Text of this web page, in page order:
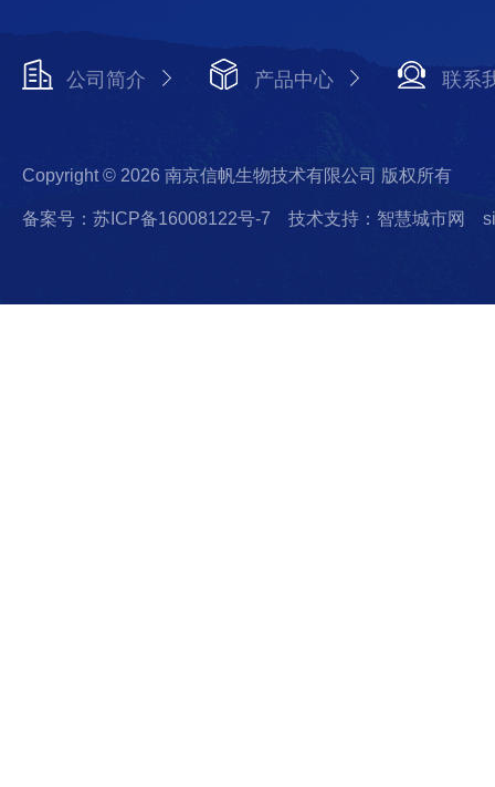
公司简介 产品中心 联系
Copyright © 2026 南京信帆生物技术有限公司 版权所有
备案号：苏ICP备16008122号-7 技术支持：智慧城市网